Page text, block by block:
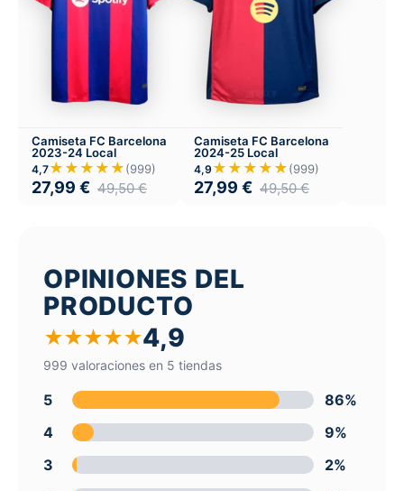
Camiseta FC Barcelona
2023-24 Local
4,7★★★★★(999)
27,99 € 49,50€
Camiseta FC Barcelona
2024-25 Local
4,9 ★★★★★(999)
27,99 € 49,50€
OPINIONES DEL
PRODUCTO
★★★★★4,9
999 valoraciones en 5 tiendas
5
86%
4
9%
3
2%